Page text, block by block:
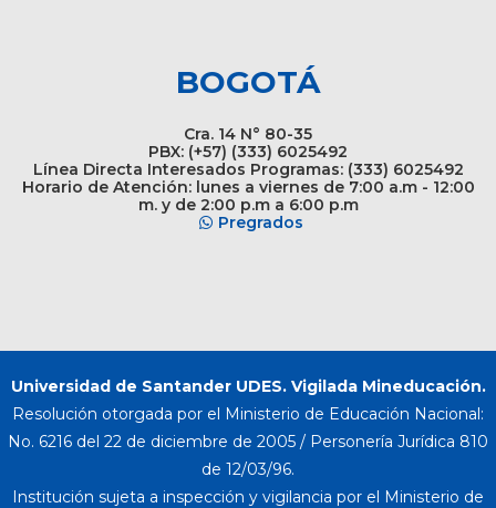
BOGOTÁ
Cra. 14 N° 80-35
PBX: (+57) (333) 6025492
Línea Directa Interesados Programas: (333) 6025492
Horario de Atención: lunes a viernes de 7:00 a.m - 12:00
m. y de 2:00 p.m a 6:00 p.m
Pregrados
Universidad de Santander UDES. Vigilada Mineducación.
Resolución otorgada por el Ministerio de Educación Nacional:
No. 6216 del 22 de diciembre de 2005 / Personería Jurídica 810
de 12/03/96.
Institución sujeta a inspección y vigilancia por el Ministerio de